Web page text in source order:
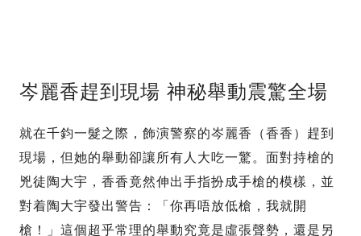
岑麗香趕到現場 神秘舉動震驚全場
就在千鈞一髮之際，飾演警察的岑麗香（香香）趕到
現場，但她的舉動卻讓所有人大吃一驚。面對持槍的
兇徒陶大宇，香香竟然伸出手指扮成手槍的模樣，並
對着陶大宇發出警告：「你再唔放低槍，我就開
槍！」這個超乎常理的舉動究竟是虛張聲勢，還是另